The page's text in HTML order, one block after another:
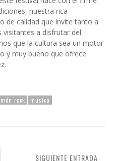
nuestra rica
de calidad que invite tanto a
visitantes a disfrutar del
que la cultura sea un motor
y muy bueno que ofrece
rock música
SIGUIENTE ENTRADA